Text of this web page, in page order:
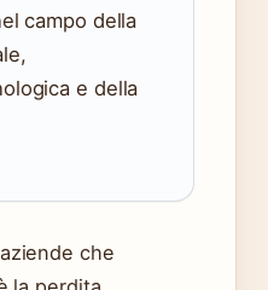
campo della
e della
che